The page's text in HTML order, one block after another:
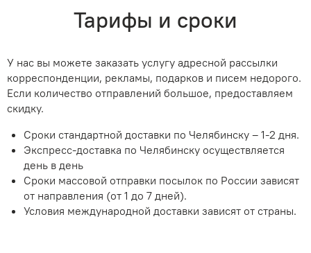
Тарифы и сроки
У нас вы можете заказать услугу адресной рассылки
корреспонденции, рекламы, подарков и писем недорого.
Если количество отправлений большое, предоставляем
скидку.
Сроки стандартной доставки по Челябинску – 1-2 дня.
Экспресс-доставка по Челябинску осуществляется
день в день
Сроки массовой отправки посылок по России зависят
от направления (от 1 до 7 дней).
Условия международной доставки зависят от страны.